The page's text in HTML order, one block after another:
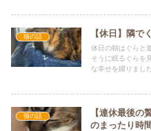
猫の話 【休日】隣で
休日の朝はぐらと
そうに眠るぐらを
な幸せを綴りました
猫の話
【連休最後
のまったり時